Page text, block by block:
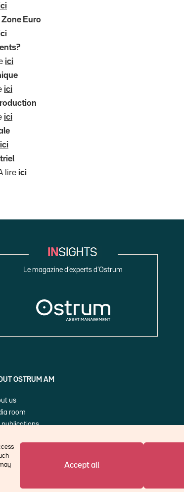
Accept all
Zone Euro
ici
ici
ici
ici
lire ici
Le magazine d’experts d’Ostrum
OSTRUM AM
us
room
publications